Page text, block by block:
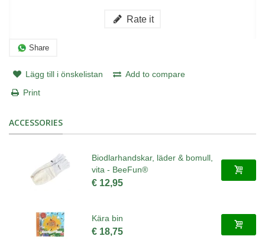
Rate it
Share
Lägg till i önskelistan
Add to compare
Print
ACCESSORIES
Biodlarhandskar, läder & bomull,
vita - BeeFun®
€ 12,95
Kära bin
€ 18,75